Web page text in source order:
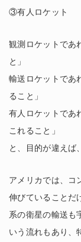
③有人ロケット
観測ロケットであ
と」
輸送ロケットであ
ること」
有人ロケットであ
これること」
と、目的が違えば
アメリカでは、コ
伸びていることだ
系の衛星の輸送も
いう流れもあり、